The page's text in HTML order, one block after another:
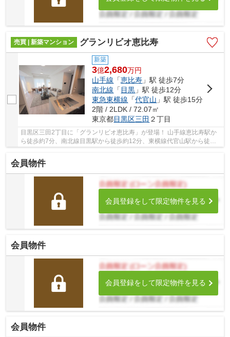
売買 | 新築マンション グランリビオ恵比寿
新築
3億2,680万円
山手線 「恵比寿 」駅 徒歩7分
南北線 「 目黒 」駅 徒歩12分
東急東横線 「代官山 」駅 徒歩15分
2階 / 2LDK / 72.07㎡
東京都目黒区三田 ２丁目
目黒区三田2丁目に「グランリビオ恵比寿」が登場！ 山手線恵比寿駅か
ら徒歩約7分、南北線目黒駅から徒歩約12分、東横線代官山駅から徒歩
約15分。 8路線3駅利用可能な大変便利な立地に...
会員物件
会員登録をして限定物件を見る
会員物件
会員登録をして限定物件を見る
会員物件